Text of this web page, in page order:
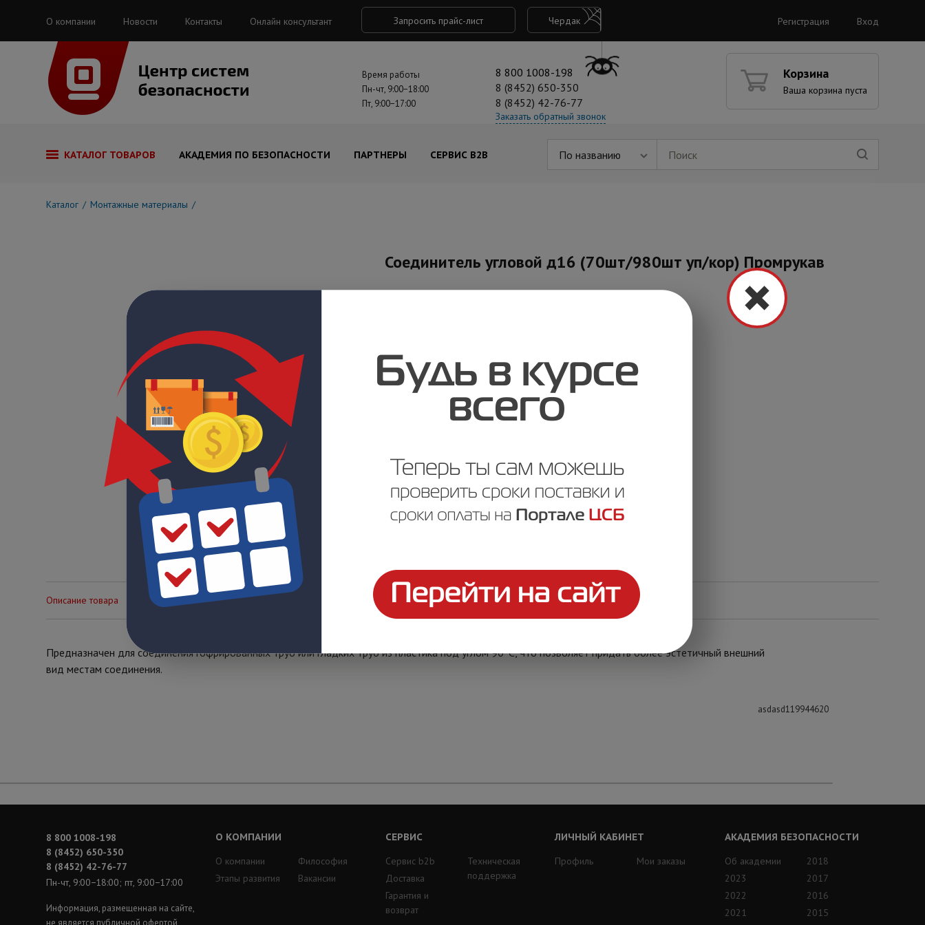
asdasd119944620
О компании Новости Контакты Онлайн консультант Запросить прайс-лист Чердак Регистрация Вход
Время работы
Пн-чт, 9:00−18:00
Пт, 9:00−17:00
8 800 1008-198
8 (8452) 650-350
8 (8452) 42-76-77
Заказать обратный звонок
Корзина
Ваша корзина пуста
КАТАЛОГ ТОВАРОВ АКАДЕМИЯ ПО БЕЗОПАСНОСТИ ПАРТНЕРЫ СЕРВИС B2B По названию
Каталог Монтажные материалы
Соединитель угловой д16 (70шт/980шт уп/кор) Промрукав
Описание товара Технические характеристики
Предназначен для соединения гофрированных труб или гладких труб из пластика под углом 90°С, что позволяет придать более эстетичный внешний
вид местам соединения.
8 800 1008-198
8 (8452) 650-350
8 (8452) 42-76-77
Пн-чт, 9:00−18:00; пт, 9:00−17:00
Информация, размещенная на сайте,
не является публичной офертой
О КОМПАНИИ
О компании
Этапы развития
Философия
Вакансии
СЕРВИС
Сервис b2b
Доставка
Гарантия и
возврат
Техническая
поддержка
ЛИЧНЫЙ КАБИНЕТ
Профиль
Мои заказы
АКАДЕМИЯ БЕЗОПАСНОСТИ
Об академии
2023
2022
2021
2018
2017
2016
2015